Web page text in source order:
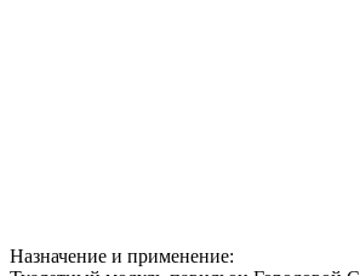
Назначение и применение: